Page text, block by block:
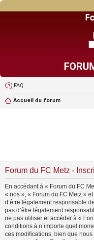
FAQ
Accueil du forum
Forum du FC Metz -
En accédant à « Forum du FC
« nos », « Forum du FC Metz »
d’être légalement responsable
pas d’être légalement
ne pas utiliser et accéder à «
conditions à n’importe quel
ces modifications, bien que